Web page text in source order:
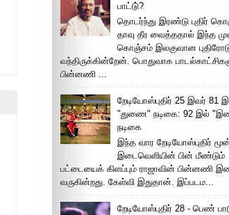
பாட்டு்?
தொடர்ந்து இரண்டு புதிர்
தாவு தீர வைத்ததால் இந்த
கொஞ்சம் இலகுவான
வந்திருக்கின்றேன். பொதுவாக
பின்னணி ...
றேடியோஸ்புதிர் 25 இவர் 81
"துணை" நடிகை: 92 இல்
நடிகை
இந்த வார றேடியோஸ்புதிர்
இடைவெளியின் பின் மீண்டும்
பட்டையைக் கிளப்பும் ராஜாவின் பின்னணி
வருகின்றது. கேள்வி இதுதான். இப்படம...
றேடியோஸ்புதிர் 28 - பெண்